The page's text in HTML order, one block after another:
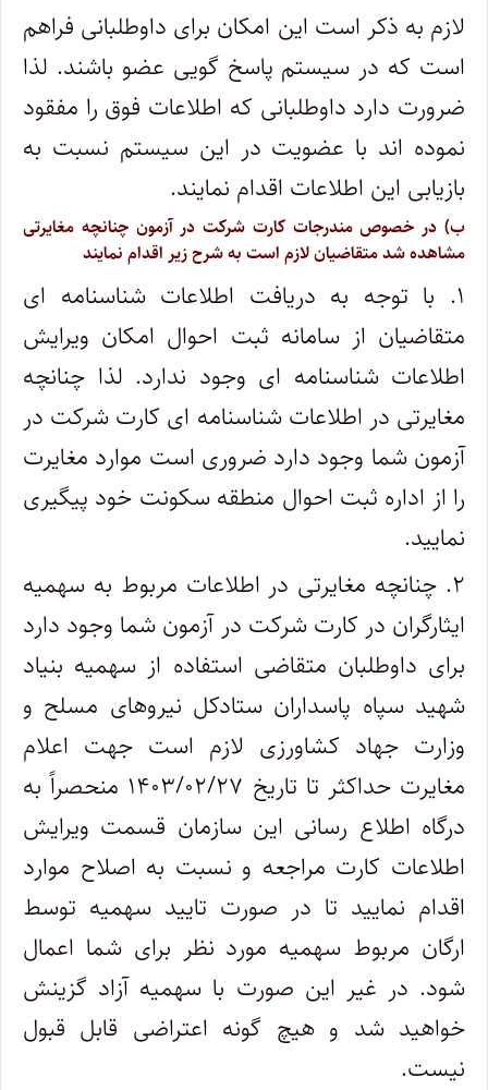
لازم به ذکر است این امکان برای داوطلبانی فراهم
است که در سیستم پاسخ گویی عضو باشند. لذا
ضرورت دارد داوطلبانی که اطلاعات فوق را مفقود
نموده اند با عضویت در این سیستم نسبت به
بازیابی این اطلاعات اقدام نمایند.
ب) در خصوص مندرجات کارت شرکت در آزمون چنانچه مغایرتی
مشاهده شد متقاضیان لازم است به شرح زیر اقدام نمایند
۱. با توجه به دریافت اطلاعات شناسنامه ای
متقاضیان از سامانه ثبت احوال امکان ویرایش
اطلاعات شناسنامه ای وجود ندارد. لذا چنانچه
مغایرتی در اطلاعات شناسنامه ای کارت شرکت در
آزمون شما وجود دارد ضروری است موارد مغایرت
را از اداره ثبت احوال منطقه سکونت خود پیگیری
نمایید.
۲. چنانچه مغایرتی در اطلاعات مربوط به سهمیه
ایثارگران در کارت شرکت در آزمون شما وجود دارد
برای داوطلبان متقاضی استفاده از سهمیه بنیاد
شهید سپاه پاسداران ستادکل نیروهای مسلح و
وزارت جهاد کشاورزی لازم است جهت اعلام
مغایرت حداکثر تا تاریخ ۱۴۰۳/۰۲/۲۷ منحصراً به
درگاه اطلاع رسانی این سازمان قسمت ویرایش
اطلاعات کارت مراجعه و نسبت به اصلاح موارد
اقدام نمایید تا در صورت تایید سهمیه توسط
ارگان مربوط سهمیه مورد نظر برای شما اعمال
شود. در غیر این صورت با سهمیه آزاد گزینش
خواهید شد و هیچ گونه اعتراضی قابل قبول
نیست.